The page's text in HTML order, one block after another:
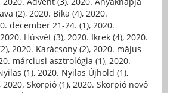
(2), 2020. Bika (4), 2020.
december 21-24. (1), 2020.
2020. Húsvét (3), 2020. Ikrek (4), 2020.
, 2020. Karácsony (2), 2020. május
márciusi asztrológia (1), 2020.
(1), 2020. Nyilas Újhold (1),
2020. Skorpió (1), 2020. Skorpió növő